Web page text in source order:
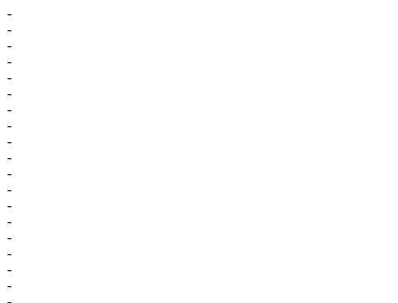
-
-
-
-
-
-
-
-
-
-
-
-
-
-
-
-
-
-